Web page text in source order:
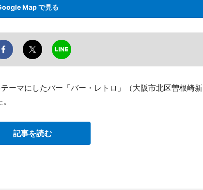
Map で見る
ーマにしたバー「バー・レトロ」（大阪市北区曽根崎新
記事を読む